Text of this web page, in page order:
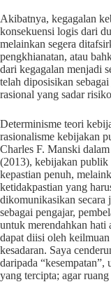
Akibatnya, kegagalan
konsekuensi logis dari
melainkan segera
pengkhianatan, atau
dari kegagalan menjadi
telah diposisikan
rasional yang sadar
Determinisme teori
rasionalisme kebijakan
Charles F. Manski
(2013), kebijakan publik
kepastian penuh,
ketidakpastian yang
dikomunikasikan secara
sebagai pengajar,
untuk merendahkan hati
dapat diisi oleh
kesadaran. Saya
daripada
yang tercipta; agar